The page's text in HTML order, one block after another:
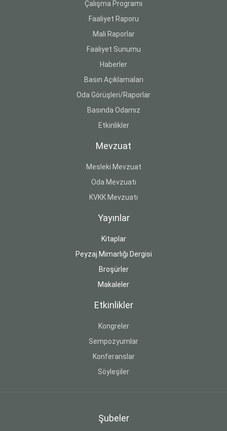
Çalışma Programı
Faaliyet Raporu
Mali Raporlar
Faaliyet Sunumu
Haberler
Basın Açıklamaları
Oda Görüşleri/Raporlar
Basında Odamız
Etkinlikler
Mevzuat
Mesleki Mevzuat
Oda Mevzuatı
KVKK Mevzuatı
Yayınlar
Kitaplar
Peyzaj Mimarlığı Dergisi
Broşürler
Makaleler
Etkinlikler
Kongreler
Sempozyumlar
Konferanslar
Söyleşiler
Şubeler